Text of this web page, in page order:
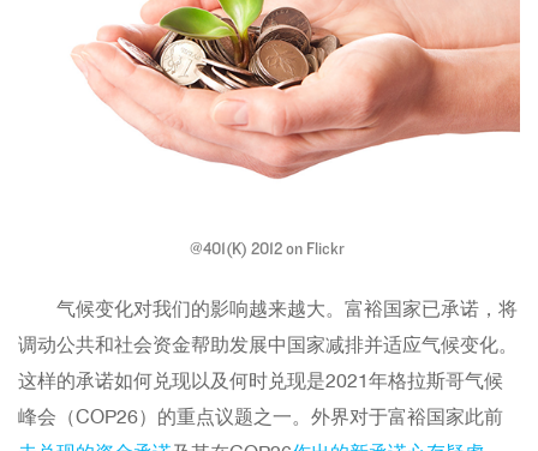
@401(K) 2012 on Flickr
气候变化对我们的影响越来越大。富裕国家已承诺，将
调动公共和社会资金帮助发展中国家减排并适应气候变化。
这样的承诺如何兑现以及何时兑现是2021年格拉斯哥气候
峰会（COP26）的重点议题之一。外界对于富裕国家此前